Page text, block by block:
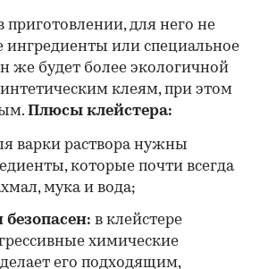
приготовлении, для него не
или специальное
же будет более экологичной
клеям, при этом
Плюсы клейстера:
варки раствора нужны
которые почти всегда
мука и вода;
в клейстере
химические
его подходящим,